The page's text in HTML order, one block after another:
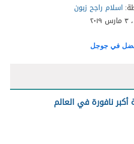
اسلام راجح زبون
في جوجل
أكبر نافورة في العالم